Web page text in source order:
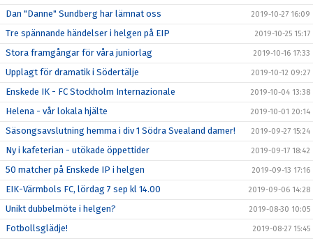
Dan "Danne" Sundberg har lämnat oss 2019-10-27 16:09
Tre spännande händelser i helgen på EIP 2019-10-25 15:17
Stora framgångar för våra juniorlag 2019-10-16 17:33
Upplagt för dramatik i Södertälje 2019-10-12 09:27
Enskede IK - FC Stockholm Internazionale 2019-10-04 13:38
Helena - vår lokala hjälte 2019-10-01 20:14
Säsongsavslutning hemma i div 1 Södra Svealand damer! 2019-09-27 15:24
Ny i kafeterian - utökade öppettider 2019-09-17 18:42
50 matcher på Enskede IP i helgen 2019-09-13 17:16
EIK-Värmbols FC, lördag 7 sep kl 14.00 2019-09-06 14:28
Unikt dubbelmöte i helgen? 2019-08-30 10:05
Fotbollsglädje! 2019-08-27 15:45